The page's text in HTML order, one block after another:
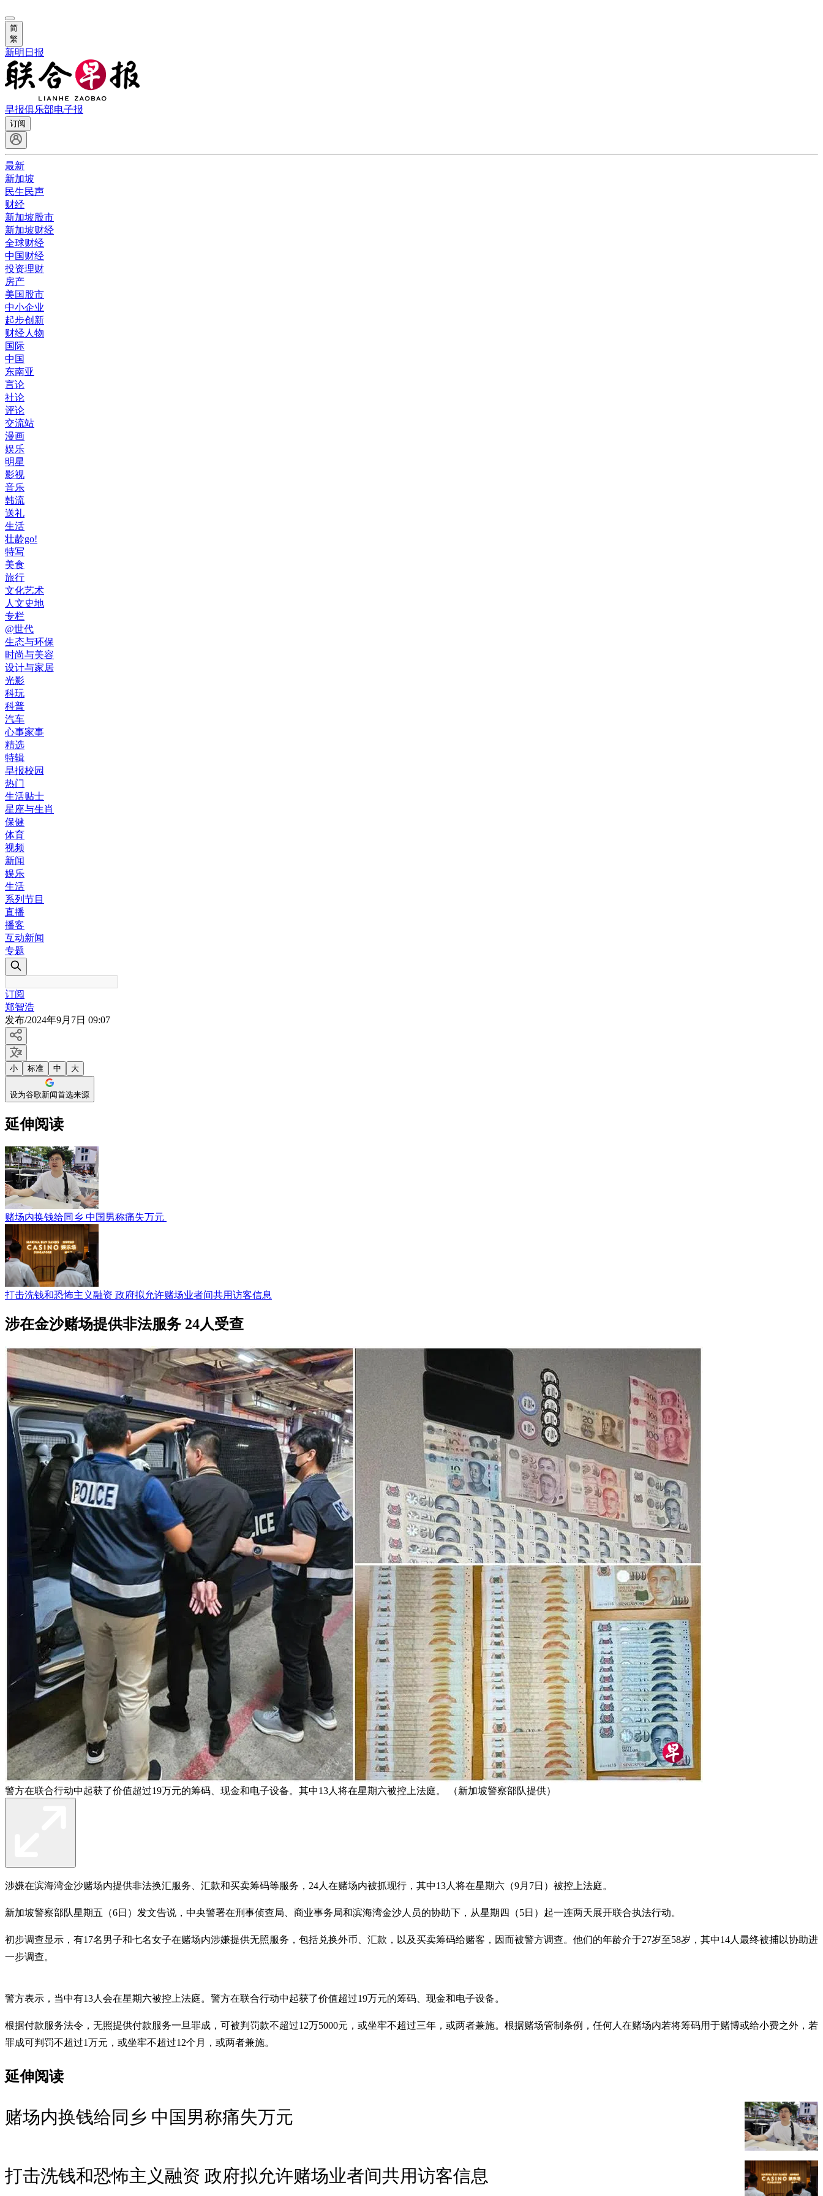
简
繁
新明日报
早报俱乐部电子报
订阅
最新
新加坡
民生民声
财经
新加坡股市
新加坡财经
全球财经
中国财经
投资理财
房产
美国股市
中小企业
起步创新
财经人物
国际
中国
东南亚
言论
社论
评论
交流站
漫画
娱乐
明星
影视
音乐
韩流
送礼
生活
壮龄go!
特写
美食
旅行
文化艺术
人文史地
专栏
@世代
生态与环保
时尚与美容
设计与家居
光影
科玩
科普
汽车
心事家事
精选
特辑
早报校园
热门
生活贴士
星座与生肖
保健
体育
视频
新闻
娱乐
生活
系列节目
直播
播客
互动新闻
专题
订阅
郑智浩
发布/2024年9月7日 09:07
小 标准 中 大
设为谷歌新闻首选来源
延伸阅读
赌场内换钱给同乡 中国男称痛失万元
打击洗钱和恐怖主义融资 政府拟允许赌场业者间共用访客信息
涉在金沙赌场提供非法服务 24人受查
警方在联合行动中起获了价值超过19万元的筹码、现金和电子设备。其中13人将在星期六被控上法庭。 （新加坡警察部队提供）
涉嫌在滨海湾金沙赌场内提供非法换汇服务、汇款和买卖筹码等服务，24人在赌场内被抓现行，其中13人将在星期六（9月7日）被控上法庭。
新加坡警察部队星期五（6日）发文告说，中央警署在刑事侦查局、商业事务局和滨海湾金沙人员的协助下，从星期四（5日）起一连两天展开联合执法行动。
初步调查显示，有17名男子和七名女子在赌场内涉嫌提供无照服务，包括兑换外币、汇款，以及买卖筹码给赌客，因而被警方调查。他们的年龄介于27岁至58岁，其中14人最终被捕以协助进
一步调查。
警方表示，当中有13人会在星期六被控上法庭。警方在联合行动中起获了价值超过19万元的筹码、现金和电子设备。
根据付款服务法令，无照提供付款服务一旦罪成，可被判罚款不超过12万5000元，或坐牢不超过三年，或两者兼施。根据赌场管制条例，任何人在赌场内若将筹码用于赌博或给小费之外，若
罪成可判罚不超过1万元，或坐牢不超过12个月，或两者兼施。
延伸阅读
赌场内换钱给同乡 中国男称痛失万元
打击洗钱和恐怖主义融资 政府拟允许赌场业者间共用访客信息